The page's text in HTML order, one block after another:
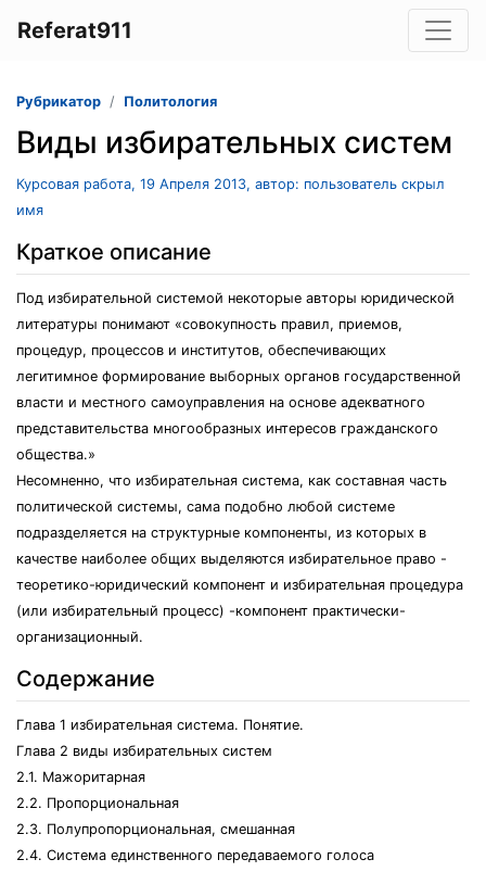
Referat911
Рубрикатор Политология
Виды избирательных систем
Курсовая работа, 19 Апреля 2013, автор: пользователь скрыл
имя
Краткое описание
Под избирательной системой некоторые авторы юридической
литературы понимают «совокупность правил, приемов,
процедур, процессов и институтов, обеспечивающих
легитимное формирование выборных органов государственной
власти и местного самоуправления на основе адекватного
представительства многообразных интересов гражданского
общества.»
Несомненно, что избирательная система, как составная часть
политической системы, сама подобно любой системе
подразделяется на структурные компоненты, из которых в
качестве наиболее общих выделяются избирательное право -
теоретико-юридический компонент и избирательная процедура
(или избирательный процесс) -компонент практически-
организационный.
Содержание
Глава 1 избирательная система. Понятие.
Глава 2 виды избирательных систем
2.1. Мажоритарная
2.2. Пропорциональная
2.3. Полупропорциональная, смешанная
2.4. Система единственного передаваемого голоса